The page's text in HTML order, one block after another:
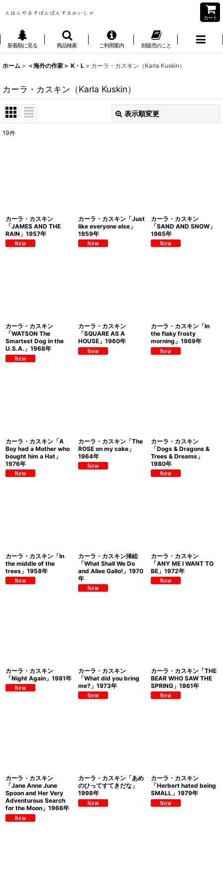
カート
新着順に見る 商品検索 ご利用案内 卸販売のこと
ホーム > ＜海外の作家＞ K・L > カーラ・カスキン（Karla Kuskin）
カーラ・カスキン（Karla Kuskin）
表示順変更
19件
カーラ・カスキン
「JAMES AND THE
RAIN」1957年
カーラ・カスキン「Just
like everyone else」
1959年
カーラ・カスキン
「SAND AND SNOW」
1965年
カーラ・カスキン
「WATSON The
Smartest Dog in the
U.S.A.」1968年
カーラ・カスキン
「SQUARE AS A
HOUSE」1960年
カーラ・カスキン「In
the flaky frosty
morning」1969年
カーラ・カスキン「A
Boy had a Mother who
bought him a Hat」
1976年
カーラ・カスキン「The
ROSE on my cake」
1964年
カーラ・カスキン
「Dogs & Dragons &
Trees & Dreams」
1980年
カーラ・カスキン「In
the middle of the
trees」1958年
カーラ・カスキン挿絵
「What Shall We Do
and Allee Gallo!」1970
年
カーラ・カスキン
「ANY ME I WANT TO
BE」1972年
カーラ・カスキン
「Night Again」1981年
カーラ・カスキン
「What did you bring
me?」1973年
カーラ・カスキン「THE
BEAR WHO SAW THE
SPRING」1961年
カーラ・カスキン
「Jane Anne June
Spoon and Her Very
Adventurous Search
for the Moon」1966年
カーラ・カスキン「あめ
のひってすてきだな」
1998年
カーラ・カスキン
「Herbert hated being
SMALL」1979年